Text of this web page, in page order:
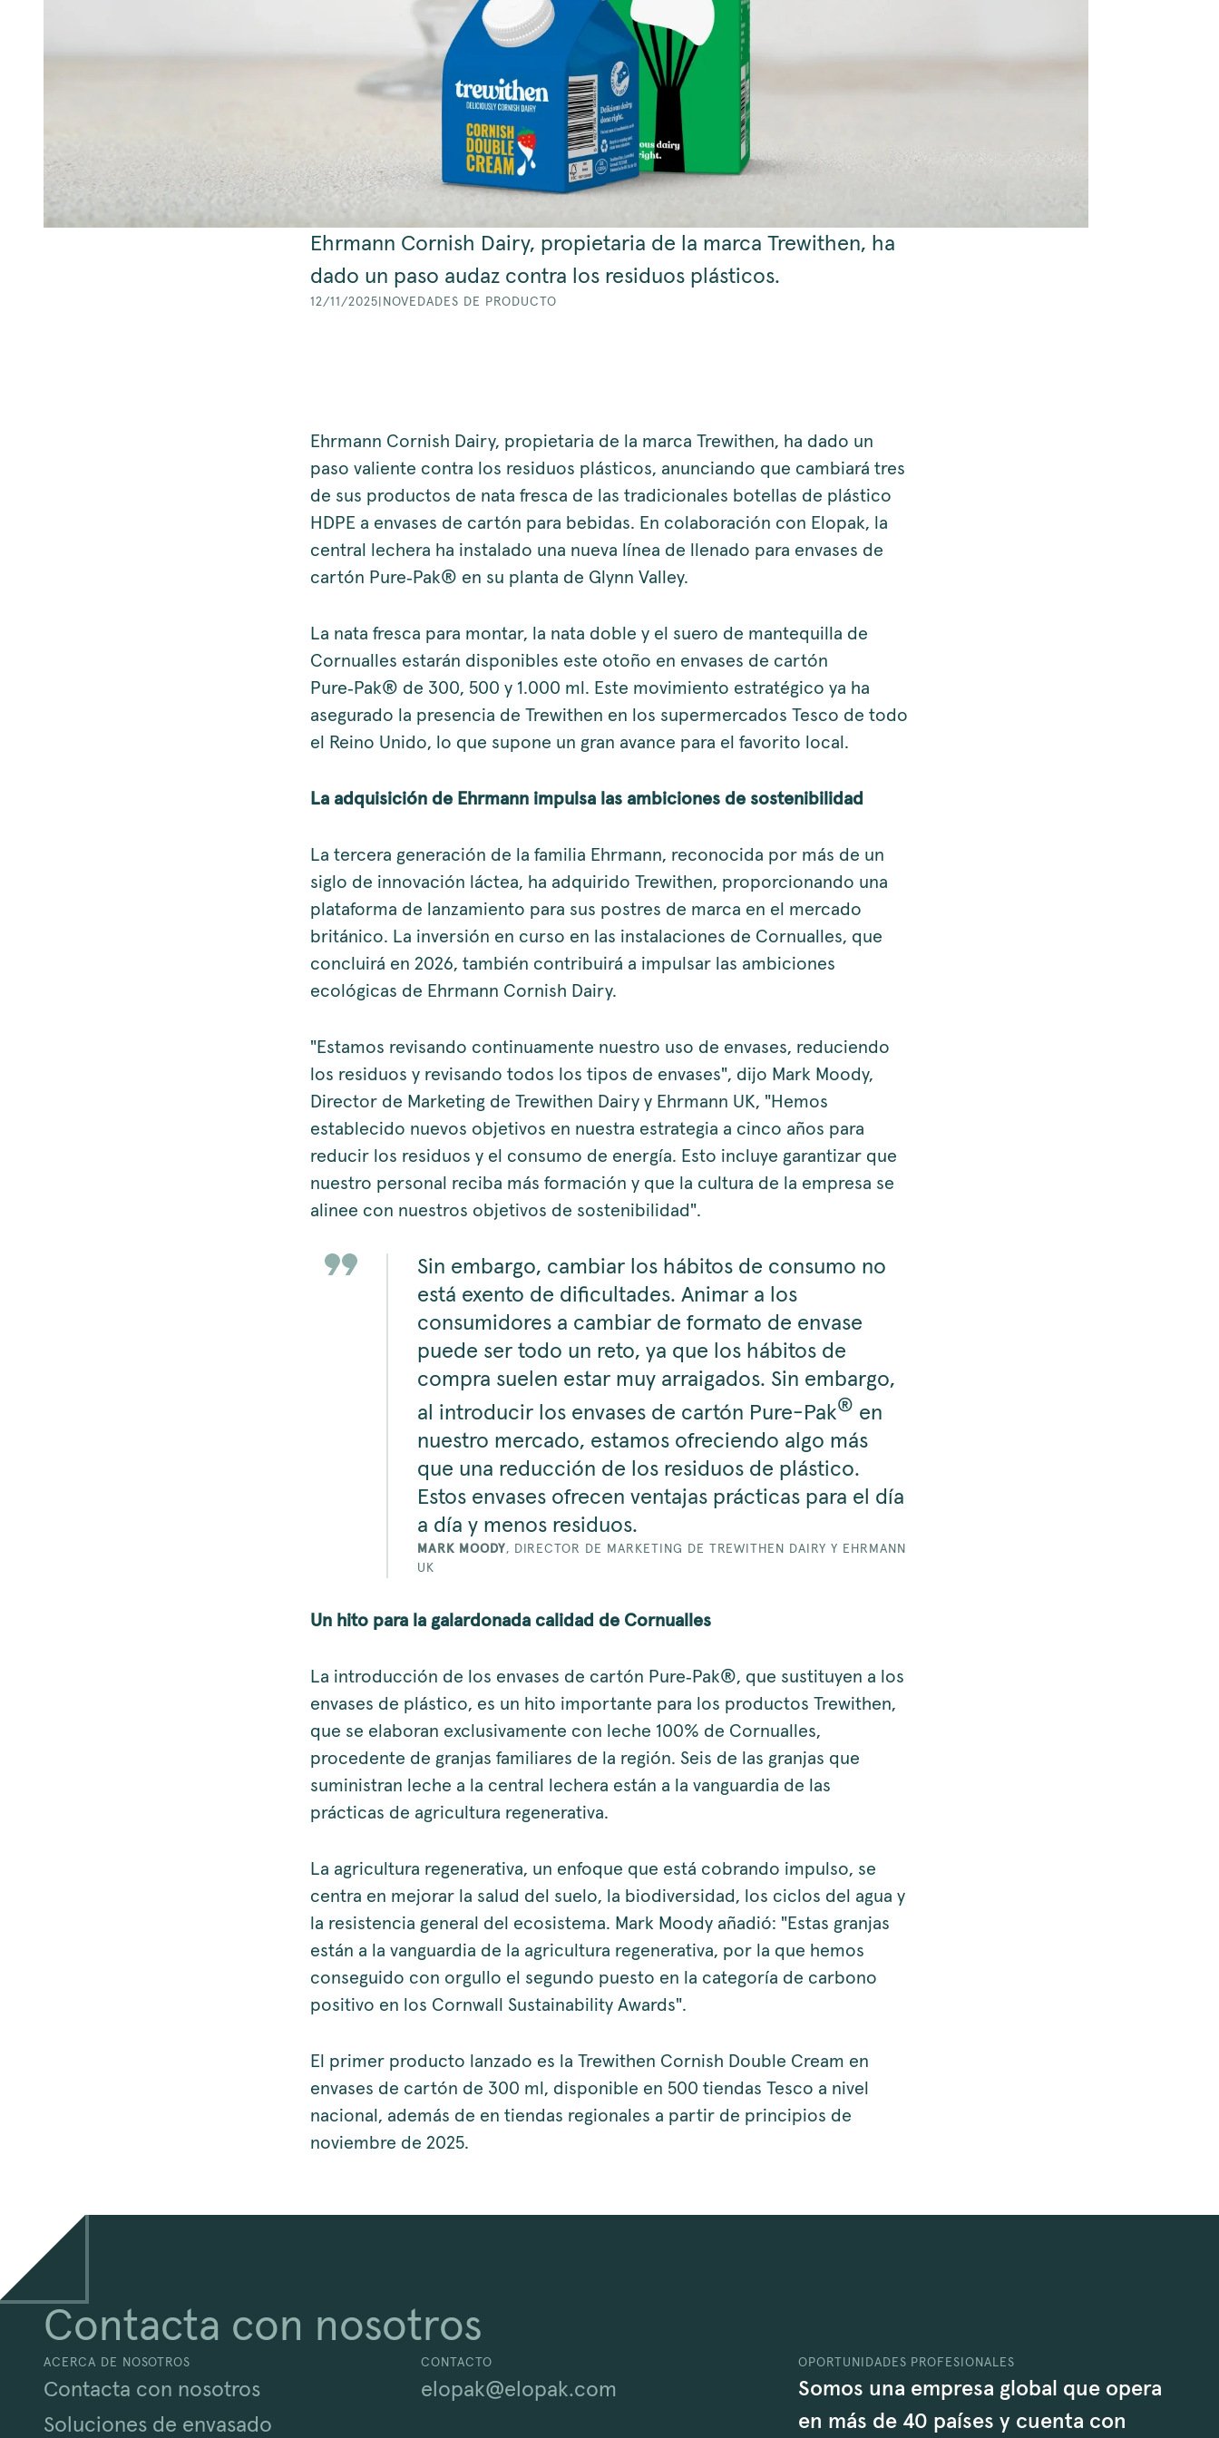
Ehrmann Cornish Dairy, propietaria de la marca Trewithen, ha
dado un paso audaz contra los residuos plásticos.
12/11/2025 NOVEDADES DE PRODUCTO
Ehrmann Cornish Dairy, propietaria de la marca Trewithen, ha dado un
paso valiente contra los residuos plásticos, anunciando que cambiará tres
de sus productos de nata fresca de las tradicionales botellas de plástico
HDPE a envases de cartón para bebidas. En colaboración con Elopak, la
central lechera ha instalado una nueva línea de llenado para envases de
cartón Pure‑Pak® en su planta de Glynn Valley.
La nata fresca para montar, la nata doble y el suero de mantequilla de
Cornualles estarán disponibles este otoño en envases de cartón
Pure‑Pak® de 300, 500 y 1.000 ml. Este movimiento estratégico ya ha
asegurado la presencia de Trewithen en los supermercados Tesco de todo
el Reino Unido, lo que supone un gran avance para el favorito local.
La adquisición de Ehrmann impulsa las ambiciones de sostenibilidad
La tercera generación de la familia Ehrmann, reconocida por más de un
siglo de innovación láctea, ha adquirido Trewithen, proporcionando una
plataforma de lanzamiento para sus postres de marca en el mercado
británico. La inversión en curso en las instalaciones de Cornualles, que
concluirá en 2026, también contribuirá a impulsar las ambiciones
ecológicas de Ehrmann Cornish Dairy.
"Estamos revisando continuamente nuestro uso de envases, reduciendo
los residuos y revisando todos los tipos de envases", dijo Mark Moody,
Director de Marketing de Trewithen Dairy y Ehrmann UK, "Hemos
establecido nuevos objetivos en nuestra estrategia a cinco años para
reducir los residuos y el consumo de energía. Esto incluye garantizar que
nuestro personal reciba más formación y que la cultura de la empresa se
alinee con nuestros objetivos de sostenibilidad".
Sin embargo, cambiar los hábitos de consumo no
está exento de dificultades. Animar a los
consumidores a cambiar de formato de envase
puede ser todo un reto, ya que los hábitos de
compra suelen estar muy arraigados. Sin embargo,
al introducir los envases de cartón Pure-Pak® en
nuestro mercado, estamos ofreciendo algo más
que una reducción de los residuos de plástico.
Estos envases ofrecen ventajas prácticas para el día
a día y menos residuos.
MARK MOODY, DIRECTOR DE MARKETING DE TREWITHEN DAIRY Y EHRMANN
UK
Un hito para la galardonada calidad de Cornualles
La introducción de los envases de cartón Pure‑Pak®, que sustituyen a los
envases de plástico, es un hito importante para los productos Trewithen,
que se elaboran exclusivamente con leche 100% de Cornualles,
procedente de granjas familiares de la región. Seis de las granjas que
suministran leche a la central lechera están a la vanguardia de las
prácticas de agricultura regenerativa.
La agricultura regenerativa, un enfoque que está cobrando impulso, se
centra en mejorar la salud del suelo, la biodiversidad, los ciclos del agua y
la resistencia general del ecosistema. Mark Moody añadió: "Estas granjas
están a la vanguardia de la agricultura regenerativa, por la que hemos
conseguido con orgullo el segundo puesto en la categoría de carbono
positivo en los Cornwall Sustainability Awards".
El primer producto lanzado es la Trewithen Cornish Double Cream en
envases de cartón de 300 ml, disponible en 500 tiendas Tesco a nivel
nacional, además de en tiendas regionales a partir de principios de
noviembre de 2025.
Contacta con nosotros
ACERCA DE NOSOTROS
Contacta con nosotros
Soluciones de envasado
CONTACTO
elopak@elopak.com
OPORTUNIDADES PROFESIONALES
Somos una empresa global que opera
en más de 40 países y cuenta con